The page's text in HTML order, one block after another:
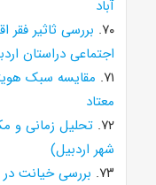
آباد
۷۰. بررسی ثاثیر فقر
اجتماعی دراستان
۷۱. مقایسه سبک
معتاد
۷۲. تحلیل زمانی و
شهر اردبیل)
۷۳. بررسی خیانت در